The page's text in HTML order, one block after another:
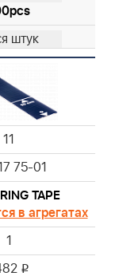
11
75-01
TAPE
в агрегатах
1
i